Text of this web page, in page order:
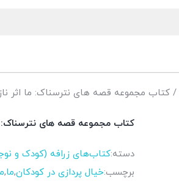
/ کتاب مجموعه قصه های نترسناک: ما اثر
کتاب مجموعه قصه های نترسناک:
دسته:کتاب‌های زرافه (کودک و
برچسب:خیال پردازی در کودکان,ما,